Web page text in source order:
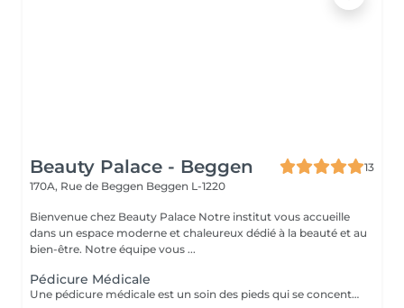
Beauty Palace - Beggen
13
170A, Rue de Beggen Beggen L-1220
Bienvenue chez Beauty Palace Notre institut vous accueille
dans un espace moderne et chaleureux dédié à la beauté et au
bien-être. Notre équipe vous ...
Pédicure Médicale
Une pédicure médicale est un soin des pieds qui se concentre sur les problèmes spécifiques des pieds: *Ongles incarnés *Ongles courbes *Callosités *Cors *Durillons *Oeil de perdrix *Corne *Mycoses *Pieds d'athlète